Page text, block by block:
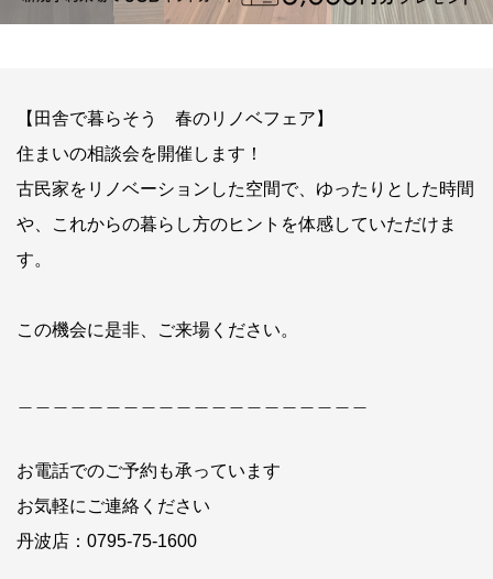
【田舎で暮らそう 春のリノベフェア】
住まいの相談会を開催します！
古民家をリノベーションした空間で、ゆったりとした時間
や、これからの暮らし方のヒントを体感していただけま
す。
この機会に是非、ご来場ください。
お電話でのご予約も承っています
お気軽にご連絡ください
丹波店：0795-75-1600